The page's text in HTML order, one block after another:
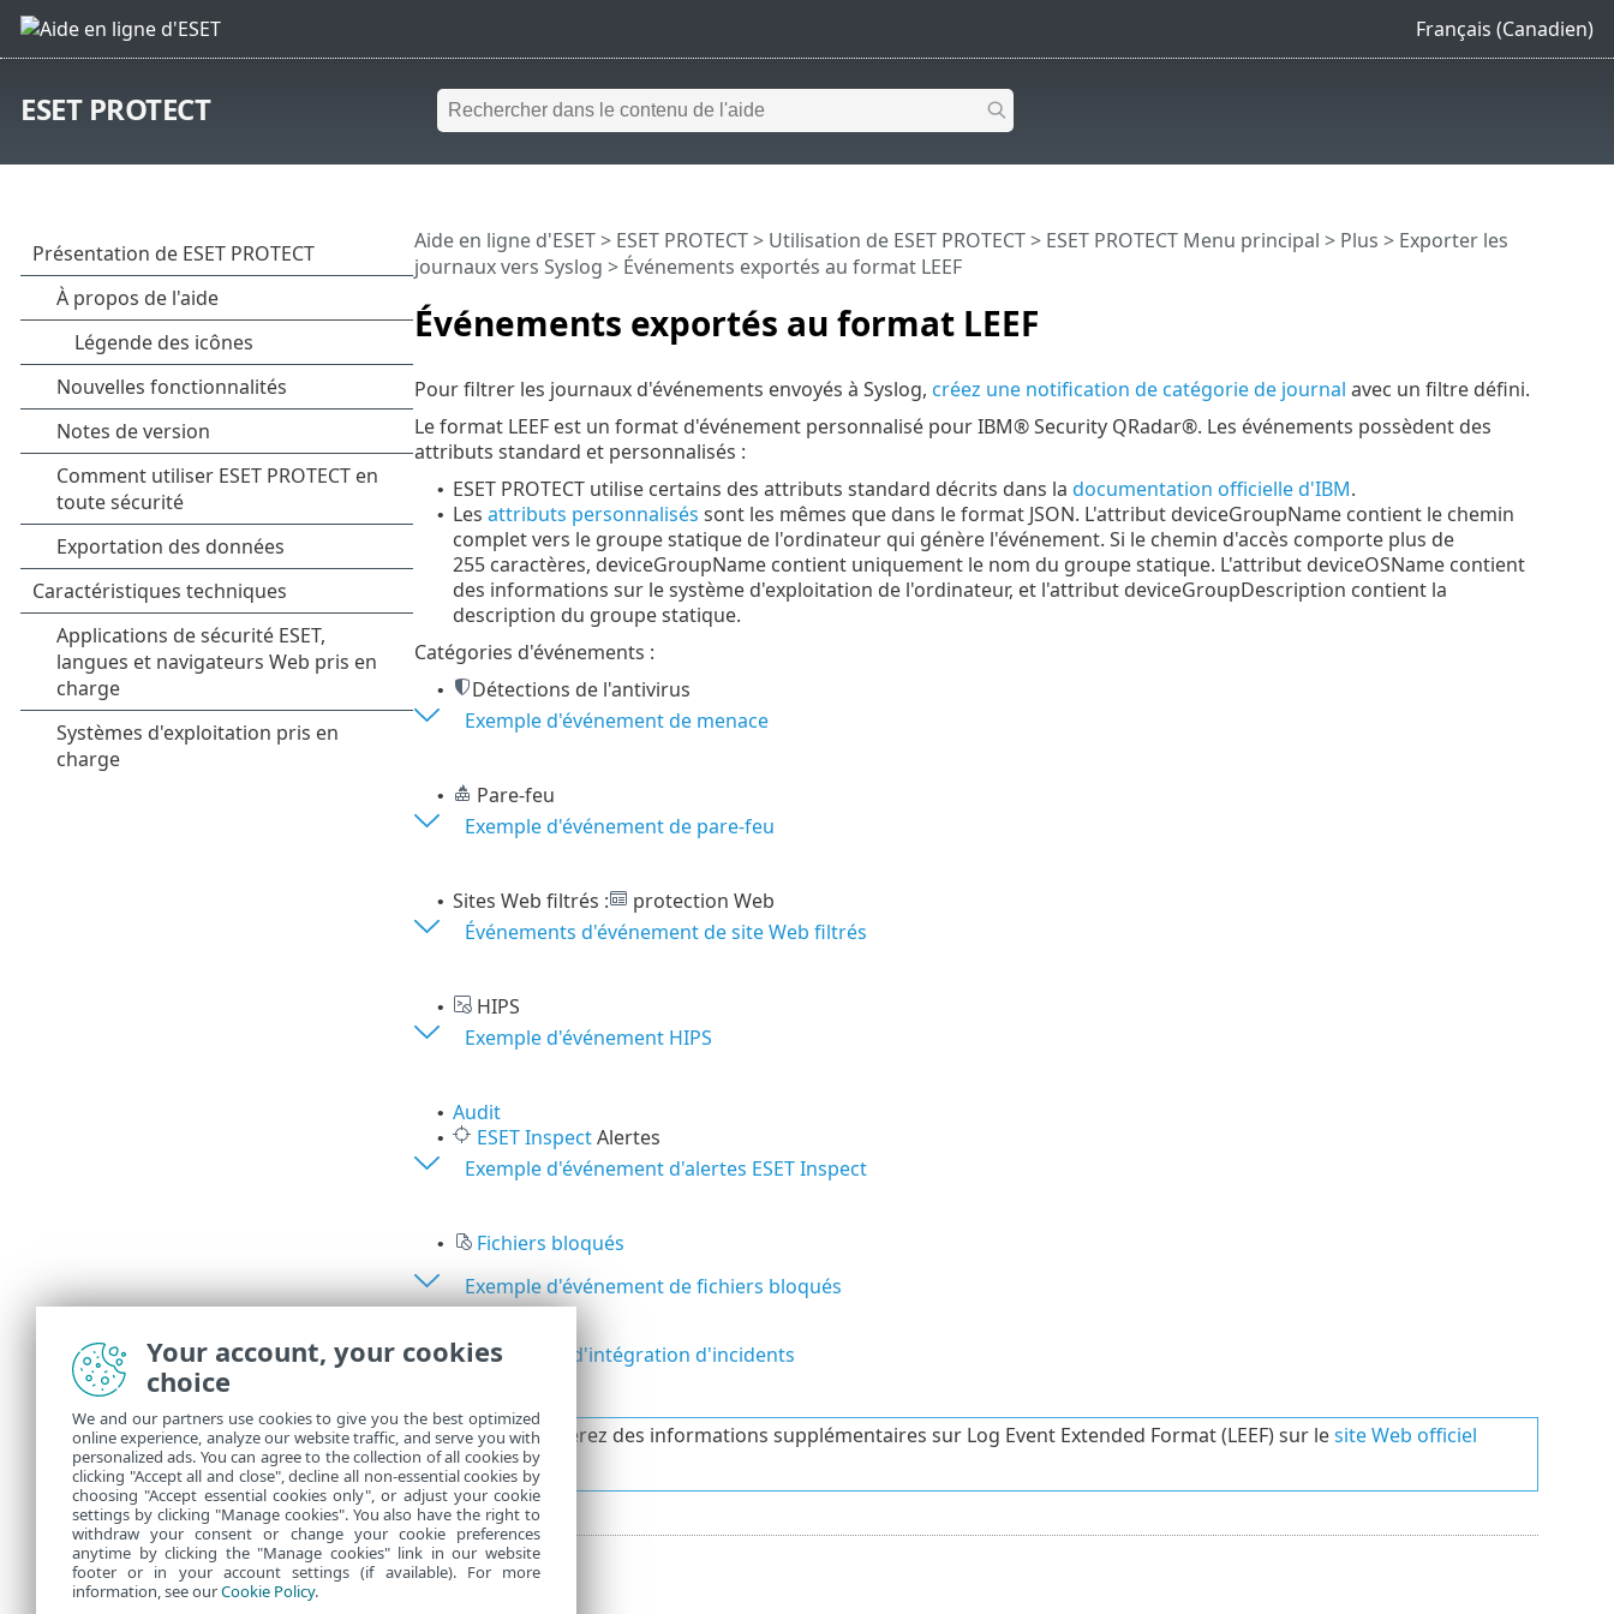
Français (Canadien)
ESET PROTECT
Événements exportés au format LEEF
Aide en ligne d'ESET> ESET PROTECT> Utilisation de ESET PROTECT> ESET PROTECT Menu principal > Plus > Exporter les
journaux vers Syslog > Événements exportés au format LEEF
Pour filtrer les journaux d'événements envoyés à Syslog, créez une notification de catégorie de journal avec un filtre défini.
Le format LEEF est un format d'événement personnalisé pour IBM® Security QRadar®. Les événements possèdent des
attributs standard et personnalisés :
• ESET PROTECT utilise certains des attributs standard décrits dans la documentation officielle d'IBM.
• Les attributs personnalisés sont les mêmes que dans le format JSON. L'attribut deviceGroupName contient le chemin
complet vers le groupe statique de l'ordinateur qui génère l'événement. Si le chemin d'accès comporte plus de
255 caractères, deviceGroupName contient uniquement le nom du groupe statique. L'attribut deviceOSName contient
des informations sur le système d'exploitation de l'ordinateur, et l'attribut deviceGroupDescription contient la
description du groupe statique.
Catégories d'événements :
•
Détections de l'antivirus
Exemple d'événement de menace
•
Pare-feu
Exemple d'événement de pare-feu
• Sites Web filtrés :
protection Web
Événements d'événement de site Web filtrés
•
HIPS
Exemple d'événement HIPS
• Audit
• ESET InspectAlertes
Exemple d'événement d'alertes ESET Inspect
•
Fichiers bloqués
Exemple d'événement de fichiers bloqués
Événement d'intégration d'incidents
Vous trouverez des informations supplémentaires sur Log Event Extended Format (LEEF) sur lesite Web officiel
d'IBM.
Your account, your cookies
choice
We and our partners use cookies to give you the best optimized
online experience, analyze our website traffic, and serve you with
personalized ads. You can agree to the collection of all cookies by
clicking "Accept all and close", decline all non-essential cookies by
choosing "Accept essential cookies only", or adjust your cookie
settings by clicking "Manage cookies". You also have the right to
withdraw your consent or change your cookie preferences
anytime by clicking the "Manage cookies" link in our website
footer or in your account settings (if available). For more
information, see ourCookie Policy.